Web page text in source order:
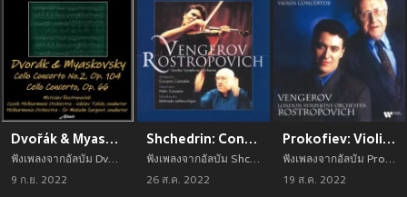
Dvořák & Myaskovsky: Cello Concerto No.2, OP. 104 - Cello Concerto, OP. 66
ฟังเพลงจากอัลบัม Dvořák & Myaskovsky: Cello Concerto No.2, OP. 104 - Cello Concerto, OP. 66 เพลงใหม่จาก อัพเดทเพลงใหม่ล่าสุดก่อนใคร ตลอดปี 2021
9 ก.ย. 2022
Shchedrin: Concerto cantabile - Stravinsky: Violin Concerto - Tchaikovsky: Sérénade mélancolique, Op. 26
ฟังเพลงจากอัลบัม Shchedrin: Concerto cantabile - Stravinsky: Violin Concerto - Tchaikovsky: Sérénade mélancolique, Op. 26 เพลงใหม่จาก อัพเดทเพลงใหม่ล่าสุดก่อนใคร ตลอดปี 2021
26 ส.ค. 2022
Prokofiev: Violin Concertos Nos. 1 & 2
ฟังเพลงจากอัลบัม Prokofiev: Violin Concertos Nos. 1 & 2 เพลงใหม่จาก อัพเดทเพลงใหม่ล่าสุดก่อนใคร ตลอดปี 2021
19 ส.ค. 2022